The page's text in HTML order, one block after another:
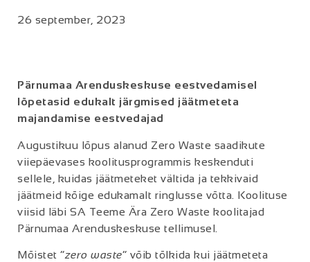
26 september, 2023
Pärnumaa Arenduskeskuse eestvedamisel
lõpetasid edukalt järgmised jäätmeteta
majandamise eestvedajad
Augustikuu lõpus alanud Zero Waste saadikute
viiepäevases koolitusprogrammis keskenduti
sellele, kuidas jäätmeteket vältida ja tekkivaid
jäätmeid kõige edukamalt ringlusse võtta. Koolituse
viisid läbi SA Teeme Ära Zero Waste koolitajad
Pärnumaa Arenduskeskuse tellimusel.
Mõistet “zero waste” võib tõlkida kui jäätmeteta